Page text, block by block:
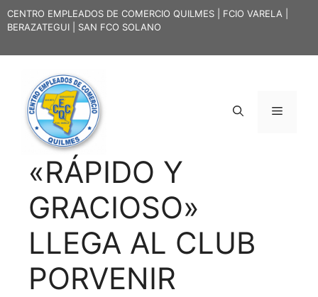
Saltar
al
CENTRO EMPLEADOS DE COMERCIO QUILMES | FCIO VARELA |
BERAZATEGUI | SAN FCO SOLANO
Menú
«RÁPIDO Y
GRACIOSO»
LLEGA AL CLUB
PORVENIR